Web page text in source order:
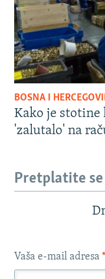
BOSNA I
Kako je stotine
'zalutalo' na
Pretplatite
Vaša e-mail adresa *